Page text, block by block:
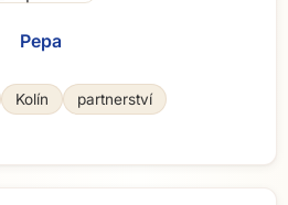
Pepa
Kolín partnerství